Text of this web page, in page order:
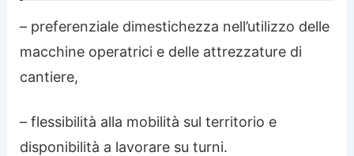
– preferenziale dimestichezza nell’utilizzo delle
macchine operatrici e delle attrezzature di
cantiere,
– flessibilità alla mobilità sul territorio e
disponibilità a lavorare su turni.